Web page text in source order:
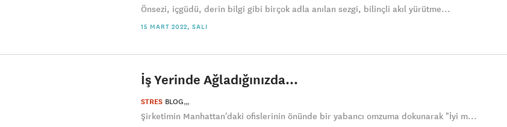
Önsezi, içgüdü, derin bilgi gibi birçok adla anılan sezgi, bilinçli akıl yürütme...
15 MART 2022, SALI
İş Yerinde Ağladığınızda…
STRES BLOG
Şirketimin Manhattan'daki ofislerinin önünde bir yabancı omzuma dokunarak "İyi m...